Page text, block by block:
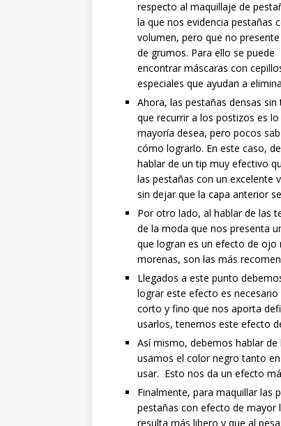
respecto al maquillaje de
la que nos evidencia pestañas
volumen, pero que no
de grumos. Para ello se puede
encontrar máscaras con
especiales que ayudan a
Ahora, las pestañas densas sin
que recurrir a los postizos es lo
mayoría desea, pero pocos
cómo lograrlo. En este caso,
hablar de un tip muy efectivo
las pestañas con un excelente
sin dejar que la capa anterior
Por otro lado, al hablar de las
de la moda que nos presenta
que logran es un efecto de ojo
morenas, son las más
Llegados a este punto
lograr este efecto es
corto y fino que nos aporta
usarlos, tenemos este efecto
Así mismo, debemos hablar
usamos el color negro tanto
usar. Esto nos da un efecto
Finalmente, para maquillar las
pestañas con efecto de mayor
resulta más libero y que al